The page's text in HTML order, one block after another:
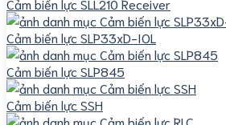
Cảm biến lực SLL210 Receiver
Cảm biến lực SLP33xD-IOL
Cảm biến lực SLP845
Cảm biến lực SSH